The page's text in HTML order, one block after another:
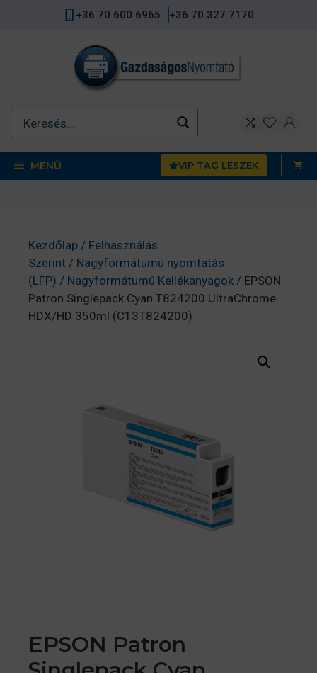
+36 70 600 6965 +36 70 327 7170
MENÜ VIP TAG LESZEK
Kezdőlap / Felhasználás
Szerint / Nagyformátumú nyomtatás
(LFP) / Nagyformátumú Kellékanyagok / EPSON
Patron Singlepack Cyan T824200 UltraChrome
HDX/HD 350ml (C13T824200)
EPSON Patron